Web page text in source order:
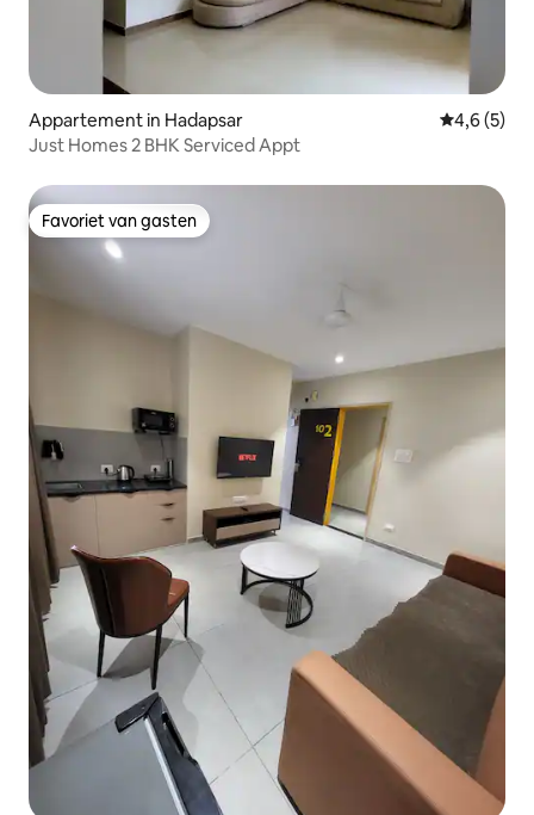
Appartement in Hadapsar
4,6 (5)
Just Homes 2 BHK Serviced Appt
Favoriet van gasten
Favoriet van gasten